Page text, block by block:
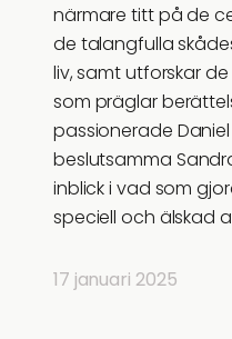
närmare titt på de
de talangfulla
liv, samt utforskar
som präglar
passionerade
beslutsamma
inblick i vad som
speciell och älskad
17 januari 2025